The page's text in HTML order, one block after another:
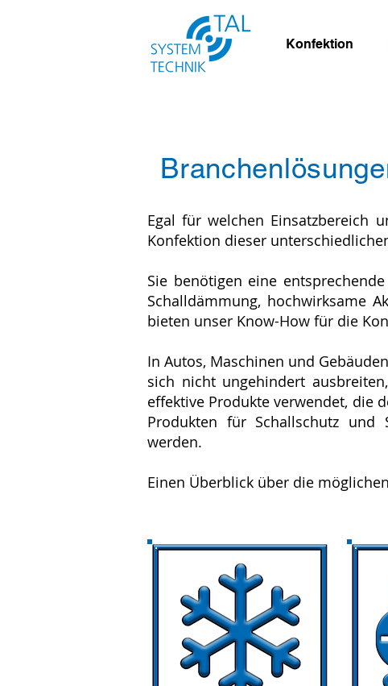
Konfektion
Egal für welchen Einsatzbereich
Konfektion dieser
Sie benötigen eine
Schalldämmung, hochwirksame
bieten unser Know-How für die
In Autos, Maschinen und
sich nicht ungehindert
effektive Produkte verwendet, die
Produkten für Schallschutz und
werden.
Einen Überblick über die